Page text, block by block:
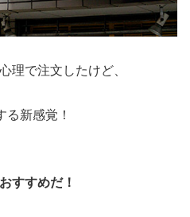
理で注文したけど、
る新感覚！
すすめだ！